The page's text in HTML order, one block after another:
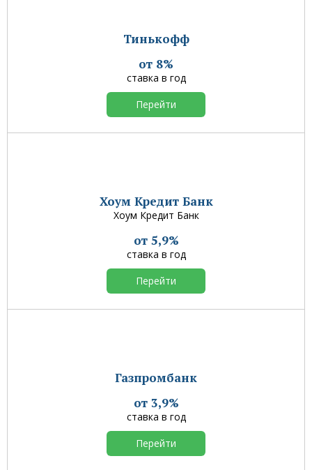
Тинькофф
от 8%
ставка в год
Перейти
Хоум Кредит Банк
Хоум Кредит Банк
от 5,9%
ставка в год
Перейти
Газпромбанк
от 3,9%
ставка в год
Перейти